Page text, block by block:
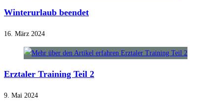
Winterurlaub beendet
16. März 2024
Erztaler Training Teil 2
9. Mai 2024